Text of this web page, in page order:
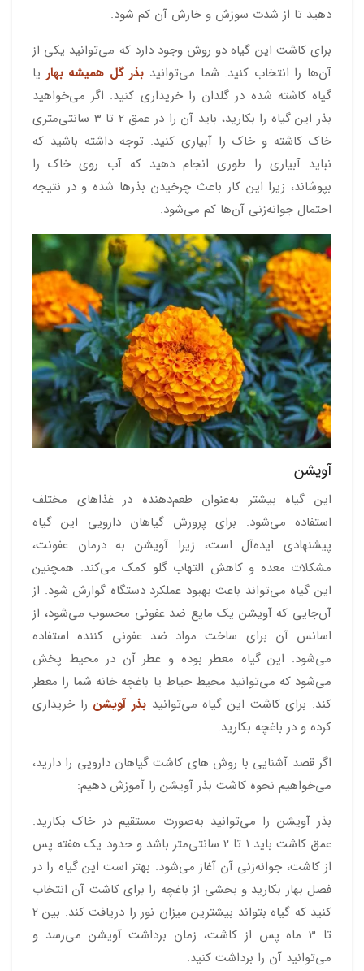
دهید تا از شدت سوزش و خارش آن کم شود.
برای کاشت این گیاه دو روش وجود دارد که می‌توانید یکی از
آن‌ها را انتخاب کنید. شما می‌توانید بذر گل همیشه بهار یا
گیاه کاشته شده در گلدان را خریداری کنید. اگر می‌خواهید
بذر این گیاه را بکارید، باید آن را در عمق 2 تا 3 سانتی‌متری
خاک کاشته و خاک را آبیاری کنید. توجه داشته باشید که
نباید آبیاری را طوری انجام دهید که آب روی خاک را
بپوشاند، زیرا این کار باعث چرخیدن بذرها شده و در نتیجه
احتمال جوانه‌زنی آن‌ها کم می‌شود.
آویشن
این گیاه بیشتر به‌عنوان طعم‌دهنده در غذاهای مختلف
استفاده می‌شود. برای پرورش گیاهان دارویی این گیاه
پیشنهادی ایده‌آل است، زیرا آویشن به درمان عفونت،
مشکلات معده و کاهش التهاب گلو کمک می‌کند. همچنین
این گیاه می‌تواند باعث بهبود عملکرد دستگاه گوارش شود. از
آن‌جایی که آویشن یک مایع ضد عفونی محسوب می‌شود، از
اسانس آن برای ساخت مواد ضد عفونی کننده استفاده
می‌شود. این گیاه معطر بوده و عطر آن در محیط پخش
می‌شود که می‌توانید محیط حیاط یا باغچه خانه شما را معطر
کند. برای کاشت این گیاه می‌توانید بذر آویشن را خریداری
کرده و در باغچه بکارید.
اگر قصد آشنایی با روش های کاشت گیاهان دارویی را دارید،
می‌خواهیم نحوه کاشت بذر آویشن را آموزش دهیم:
بذر آویشن را می‌توانید به‌صورت مستقیم در خاک بکارید.
عمق کاشت باید 1 تا 2 سانتی‌متر باشد و حدود یک هفته پس
از کاشت، جوانه‌زنی آن آغاز می‌شود. بهتر است این گیاه را در
فصل بهار بکارید و بخشی از باغچه را برای کاشت آن انتخاب
کنید که گیاه بتواند بیشترین میزان نور را دریافت کند. بین 2
تا 3 ماه پس از کاشت، زمان برداشت آویشن می‌رسد و
می‌توانید آن را برداشت کنید.